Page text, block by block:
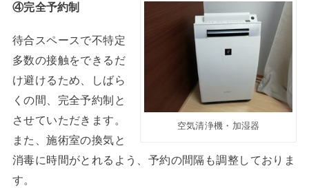
空気清浄機・加湿器
④完全予約制
待合スペースで不特定
多数の接触をできるだ
け避けるため、しばら
くの間、完全予約制と
させていただきます。
また、施術室の換気と
消毒に時間がとれるよう、予約の間隔も調整しておりま
す。